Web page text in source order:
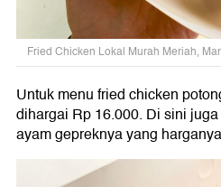
Fried Chicken Lokal Murah Meriah,
Untuk menu fried chicken
dihargai Rp 16.000. Di sini
ayam gepreknya yang